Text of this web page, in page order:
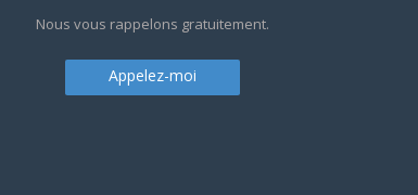
Nous vous rappelons gratuitement.
Appelez-moi